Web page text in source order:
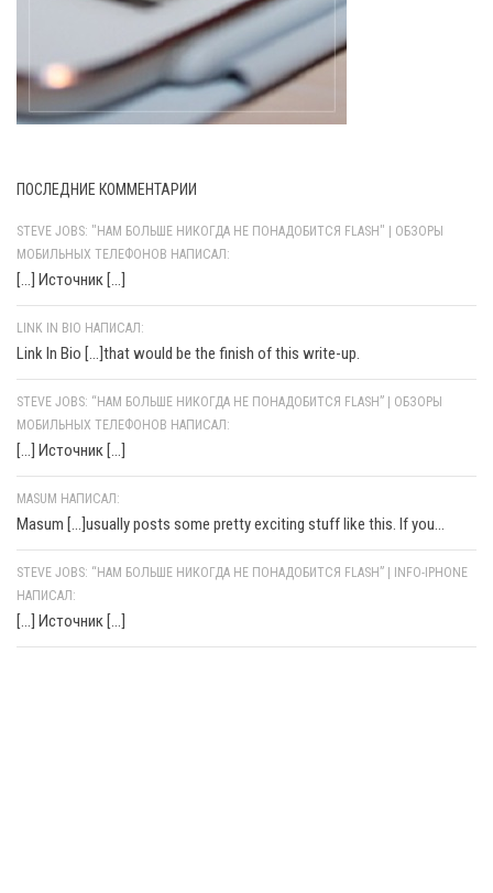
ПОСЛЕДНИЕ КОММЕНТАРИИ
STEVE JOBS: "НАМ БОЛЬШЕ НИКОГДА НЕ ПОНАДОБИТСЯ FLASH" | ОБЗОРЫ
МОБИЛЬНЫХ ТЕЛЕФОНОВ НАПИСАЛ:
[…] Источник […]
LINK IN BIO НАПИСАЛ:
Link In Bio [...]that would be the finish of this write-up.
STEVE JOBS: “НАМ БОЛЬШЕ НИКОГДА НЕ ПОНАДОБИТСЯ FLASH” | ОБЗОРЫ
МОБИЛЬНЫХ ТЕЛЕФОНОВ НАПИСАЛ:
[…] Источник […]
MASUM НАПИСАЛ:
Masum [...]usually posts some pretty exciting stuff like this. If you...
STEVE JOBS: “НАМ БОЛЬШЕ НИКОГДА НЕ ПОНАДОБИТСЯ FLASH” | INFO-IPHONE
НАПИСАЛ:
[…] Источник […]